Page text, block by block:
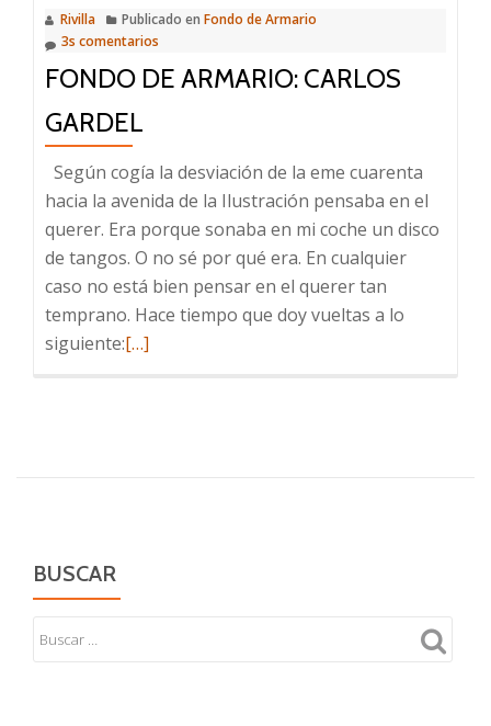
Rivilla Publicado en Fondo de Armario
3s comentarios
FONDO DE ARMARIO: CARLOS
GARDEL
Según cogía la desviación de la eme cuarenta
hacia la avenida de la Ilustración pensaba en el
querer. Era porque sonaba en mi coche un disco
de tangos. O no sé por qué era. En cualquier
caso no está bien pensar en el querer tan
temprano. Hace tiempo que doy vueltas a lo
siguiente:Leer
Armario:
[…]
BUSCAR